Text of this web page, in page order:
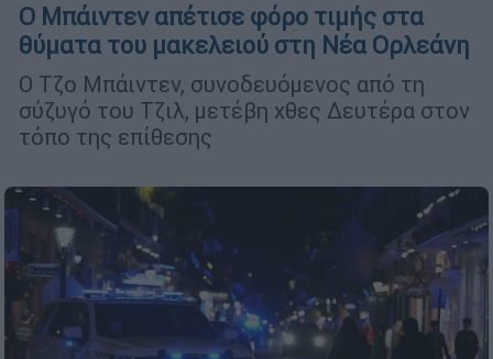
Ο Μπάιντεν απέτισε φόρο τιμής στα
θύματα του μακελειού στη Νέα Ορλεάνη
Ο Τζο Μπάιντεν, συνοδευόμενος από τη
σύζυγό του Τζιλ, μετέβη χθες Δευτέρα στον
τόπο της επίθεσης